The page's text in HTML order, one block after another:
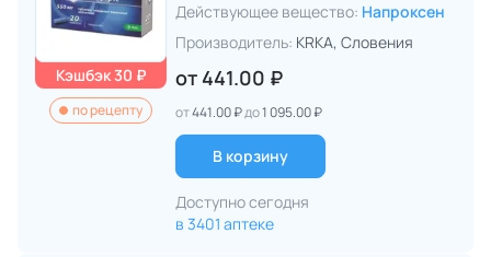
Кэшбэк 30 ₽
по рецепту
Действующее вещество: Напроксен
Производитель: KRKA, Словения
от 441.00 ₽
от441.00 ₽до1 095.00 ₽
В корзину
Доступно сегодня
в 3401 аптеке